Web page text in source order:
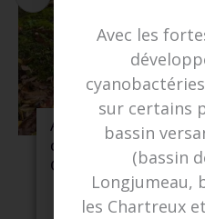
Approbation du
des eaux usées de
Cernay-la-Ville
13 juillet 2026
Avec les
sur certains
bassin
(bassin
Longjumeau,
les Chartreux